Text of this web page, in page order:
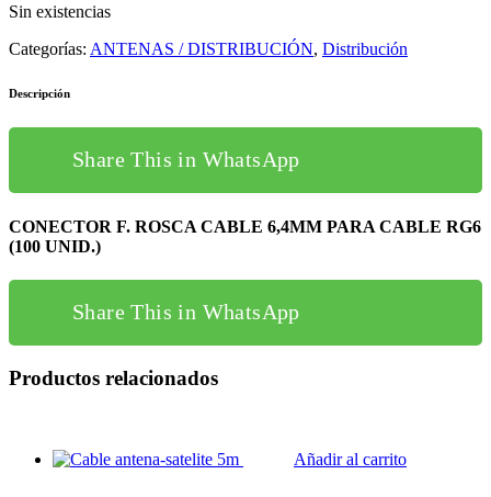
Sin existencias
Categorías: ANTENAS / DISTRIBUCIÓN, Distribución
Descripción
Share This in WhatsApp
CONECTOR F. ROSCA CABLE 6,4MM PARA CABLE RG6
(100 UNID.)
Share This in WhatsApp
Productos relacionados
Añadir al carrito